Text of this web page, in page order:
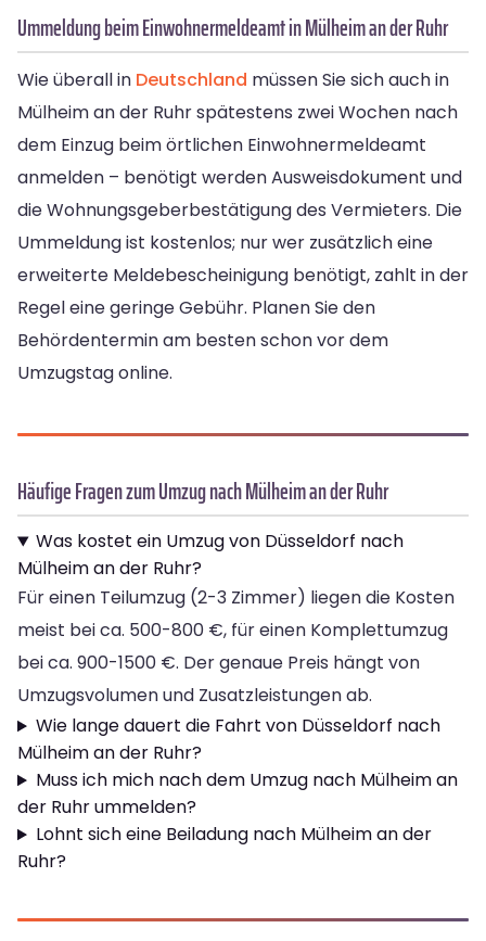
Ummeldung beim Einwohnermeldeamt in Mülheim an der Ruhr
Wie überall in Deutschland müssen Sie sich auch in
Mülheim an der Ruhr spätestens zwei Wochen nach
dem Einzug beim örtlichen Einwohnermeldeamt
anmelden – benötigt werden Ausweisdokument und
die Wohnungsgeberbestätigung des Vermieters. Die
Ummeldung ist kostenlos; nur wer zusätzlich eine
erweiterte Meldebescheinigung benötigt, zahlt in der
Regel eine geringe Gebühr. Planen Sie den
Behördentermin am besten schon vor dem
Umzugstag online.
Häufige Fragen zum Umzug nach Mülheim an der Ruhr
Was kostet ein Umzug von Düsseldorf nach
Mülheim an der Ruhr?
Für einen Teilumzug (2-3 Zimmer) liegen die Kosten
meist bei ca. 500-800 €, für einen Komplettumzug
bei ca. 900-1500 €. Der genaue Preis hängt von
Umzugsvolumen und Zusatzleistungen ab.
Wie lange dauert die Fahrt von Düsseldorf nach
Mülheim an der Ruhr?
Muss ich mich nach dem Umzug nach Mülheim an
der Ruhr ummelden?
Lohnt sich eine Beiladung nach Mülheim an der
Ruhr?